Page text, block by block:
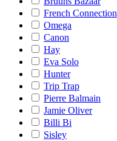
French Connection
Omega
Canon
Hay
Eva Solo
Hunter
Trip Trap
Pierre Balmain
Jamie Oliver
Billi Bi
Sisley